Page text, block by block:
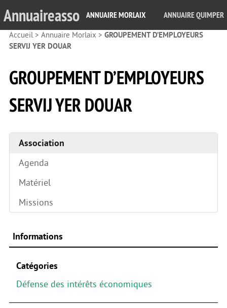
Annuaireasso ANNUAIRE MORLAIX ANNUAIRE QUIMPER
Accueil> Annuaire Morlaix > GROUPEMENT D’EMPLOYEURS
SERVIJ YER DOUAR
GROUPEMENT D’EMPLOYEURS
SERVIJ YER DOUAR
Association
Agenda
Matériel
Missions
Informations
Catégories
Défense des intérêts économiques